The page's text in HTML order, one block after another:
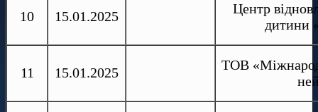
10 15.01.2025
Центр
дитини
11 15.01.2025
ТОВ